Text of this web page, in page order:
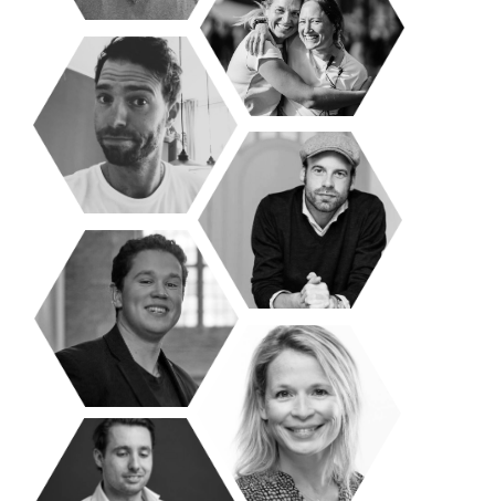
Barbaas Nick
DFRNT
Do & Jannemieke
Productiebazen
Daan
Grafisch wonder
Joren
Productiebaas
Mr Wine Milan
Ilse
Productietopper